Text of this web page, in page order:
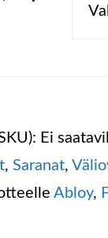
Ei
,Saranat,
Abloy,